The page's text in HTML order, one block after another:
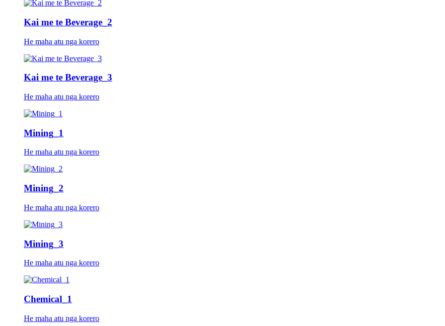
Kai me te Beverage_2
He maha atu nga korero
Kai me te Beverage_3
He maha atu nga korero
Mining_1
He maha atu nga korero
Mining_2
He maha atu nga korero
Mining_3
He maha atu nga korero
Chemical_1
He maha atu nga korero